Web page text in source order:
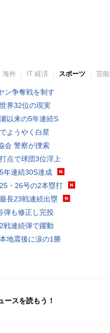
海外 IT 経済 スポーツ 芸能
ン争奪戦を制す
界32位の現実
以来の5年連続S
ようやく白星
会 警察が捜索
点で球団3位浮上
年連続30S達成
・26号の2本塁打
長23戦連続出塁
弾も修正し完投
戦連続弾で躍動
地震後に涙の1勝
ースを読もう！